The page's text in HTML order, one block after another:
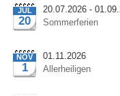
JUL
20
20.07.2026 -
Sommerferien
NOV
1
01.11.2026
Allerheiligen